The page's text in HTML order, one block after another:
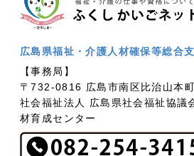
広島県福祉・介護人材確保等総合
【事務局】
〒732-0816 広島市南区比治山本
社会福祉法人 広島県社会福祉協議
材育成センター